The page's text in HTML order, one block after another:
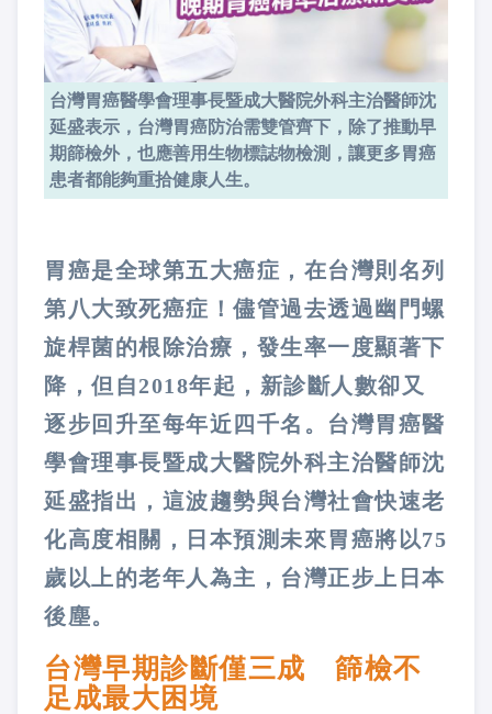
台灣胃癌醫學會理事長暨成大醫院外科主治醫師沈
延盛表示，台灣胃癌防治需雙管齊下，除了推動早
期篩檢外，也應善用生物標誌物檢測，讓更多胃癌
患者都能夠重拾健康人生。
胃癌是全球第五大癌症，在台灣則名列
第八大致死癌症！儘管過去透過幽門螺
旋桿菌的根除治療，發生率一度顯著下
降，但自2018年起，新診斷人數卻又
逐步回升至每年近四千名。台灣胃癌醫
學會理事長暨成大醫院外科主治醫師沈
延盛指出，這波趨勢與台灣社會快速老
化高度相關，日本預測未來胃癌將以75
歲以上的老年人為主，台灣正步上日本
後塵。
台灣早期診斷僅三成 篩檢不
足成最大困境